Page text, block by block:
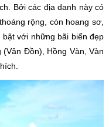
Bởi các địa danh này có
rộng, còn hoang sơ,
với những bãi biển đẹp
Đồn), Hồng Vàn, Vàn